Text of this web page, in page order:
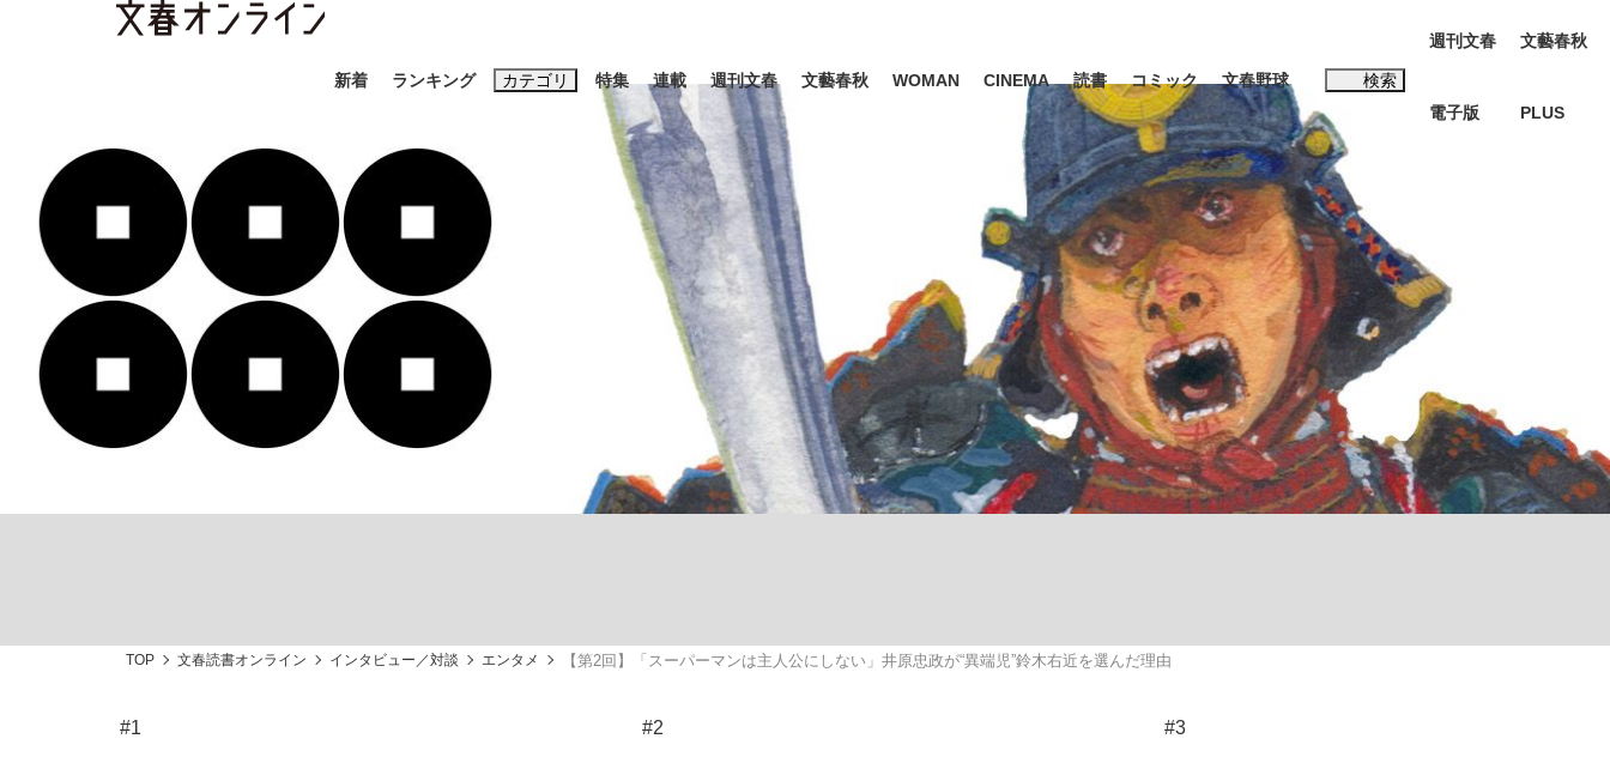
新着 ランキング カテゴリ
エンタメ ライフ インタビュー 読書
「90%は失敗する。でも…」本田圭佑が初めて明かした日本代表監督に... 「最悪の空気のまま解散」WBC日本代表“敗戦”の真実 選手が明かす...
特集
私のあのとき、私のいま
連載 週刊文春 文藝春秋 WOMAN CINEMA 読書 コミック 文春野球 検索
おすすめのキーワードタグ一覧
#藤田晋 #高市早苗 #後藤真希 #森岡毅 #城彰二 #内田有紀
#松田聖子
#玉木雄一郎
週刊文春
電子版
文藝春秋
PLUS
TOP 文春読書オンライン インタビュー／対談 エンタメ 【第2回】「スーパーマンは主人公にしない」井原忠政が“異端児”鈴木右近を選んだ理由
#1 #2 #3